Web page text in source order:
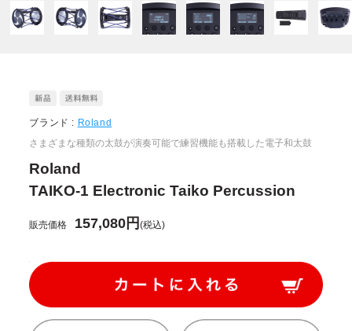
ブランド : Roland
さまざまな種類の太鼓が演奏可能で練習機能も搭載した電子和太鼓
Roland
TAIKO-1 Electronic Taiko Percussion
販売価格 157,080円(税込)